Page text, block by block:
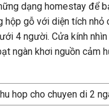
dạng homestay để
hộp gỗ với diện tích nhỏ
4 người. Cửa kính
ngàn khơi nguồn cảm